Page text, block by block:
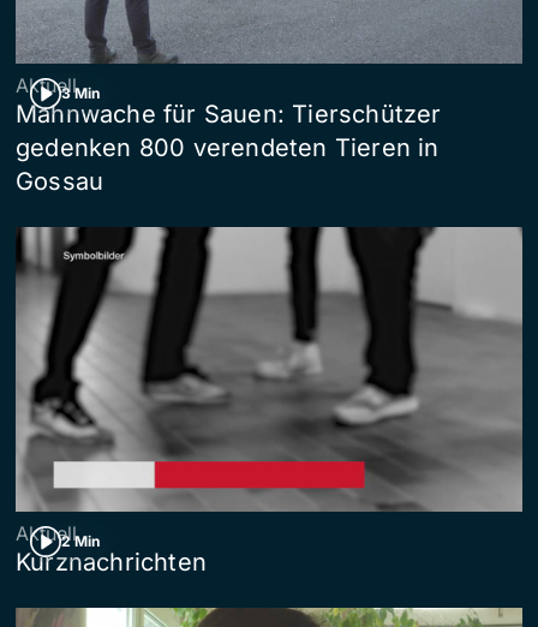
3 Min
Aktuell
Mahnwache für Sauen: Tierschützer
gedenken 800 verendeten Tieren in
Gossau
2 Min
Aktuell
Kurznachrichten